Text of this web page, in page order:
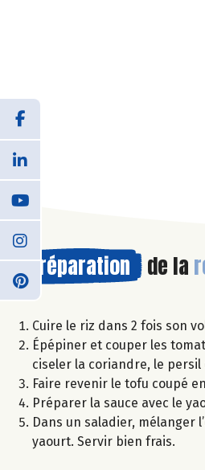
Préparation de la
Cuire le riz dans 2 fois son
Épépiner et couper les
ciseler la coriandre, le
Faire revenir le tofu coupé
Préparer la sauce avec le
Dans un saladier, mélanger
yaourt. Servir bien frais.